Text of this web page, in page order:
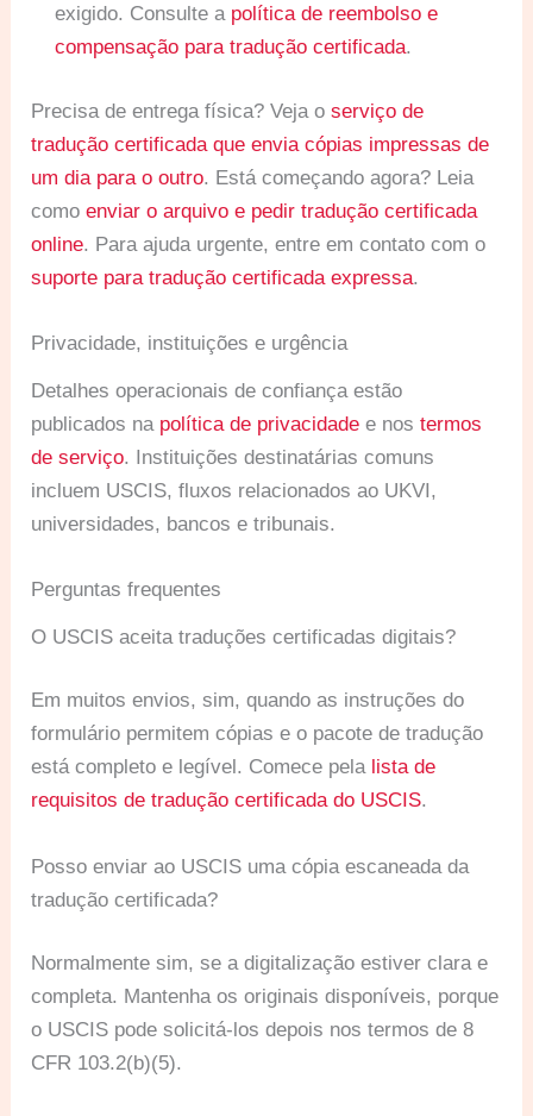
exigido. Consulte a política de reembolso e
compensação para tradução certificada.
Precisa de entrega física? Veja oserviço de
tradução certificada que envia cópias impressas de
um dia para o outro. Está começando agora? Leia
comoenviar o arquivo e pedir tradução certificada
online. Para ajuda urgente, entre em contato com o
suporte para tradução certificada expressa.
Privacidade, instituições e urgência
Detalhes operacionais de confiança estão
publicados na política de privacidade e nostermos
de serviço. Instituições destinatárias comuns
incluem USCIS, fluxos relacionados ao UKVI,
universidades, bancos e tribunais.
Perguntas frequentes
O USCIS aceita traduções certificadas digitais?
Em muitos envios, sim, quando as instruções do
formulário permitem cópias e o pacote de tradução
está completo e legível. Comece pela lista de
requisitos de tradução certificada do USCIS.
Posso enviar ao USCIS uma cópia escaneada da
tradução certificada?
Normalmente sim, se a digitalização estiver clara e
completa. Mantenha os originais disponíveis, porque
o USCIS pode solicitá-los depois nos termos de 8
CFR 103.2(b)(5).